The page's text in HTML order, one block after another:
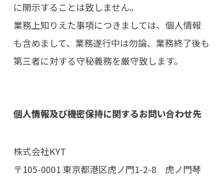
に開示することは致しません。
業務上知りえた事項につきましては、個人情報
も含めまして、業務遂行中は勿論、業務終了後も
第三者に対する守秘義務を厳守致します。
個人情報及び機密保持に関するお問い合わせ先
株式会社KYT
〒105-0001 東京都港区虎ノ門1-2-8 虎ノ門琴